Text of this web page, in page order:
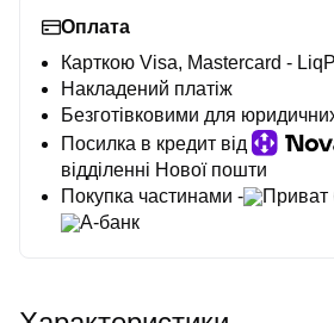
Оплата
Карткою Visa, Mastercard -
Накладений платіж
Безготівковими для
Посилка в кредит від
відділенні Нової пошти
Покупка частинами -
Приват
А-банк